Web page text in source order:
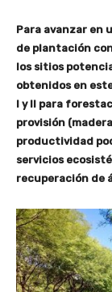
Para avanzar en
de plantación
los sitios
obtenidos en
I y II para
provisión
productividad
servicios
recuperación de